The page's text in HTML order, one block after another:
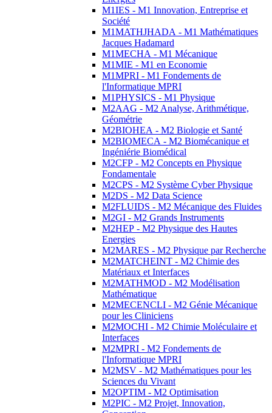
M1IES - M1 Innovation, Entreprise et
Société
M1MATHJHADA - M1 Mathématiques
Jacques Hadamard
M1MECHA - M1 Mécanique
M1MIE - M1 en Economie
M1MPRI - M1 Fondements de
l'Informatique MPRI
M1PHYSICS - M1 Physique
M2AAG - M2 Analyse, Arithmétique,
Géométrie
M2BIOHEA - M2 Biologie et Santé
M2BIOMECA - M2 Biomécanique et
Ingéniérie Biomédical
M2CFP - M2 Concepts en Physique
Fondamentale
M2CPS - M2 Système Cyber Physique
M2DS - M2 Data Science
M2FLUIDS - M2 Mécanique des Fluides
M2GI - M2 Grands Instruments
M2HEP - M2 Physique des Hautes
Energies
M2MARES - M2 Physique par Recherche
M2MATCHEINT - M2 Chimie des
Matériaux et Interfaces
M2MATHMOD - M2 Modélisation
Mathématique
M2MECENCLI - M2 Génie Mécanique
pour les Cliniciens
M2MOCHI - M2 Chimie Moléculaire et
Interfaces
M2MPRI - M2 Fondements de
l'Informatique MPRI
M2MSV - M2 Mathématiques pour les
Sciences du Vivant
M2OPTIM - M2 Optimisation
M2PIC - M2 Projet, Innovation,